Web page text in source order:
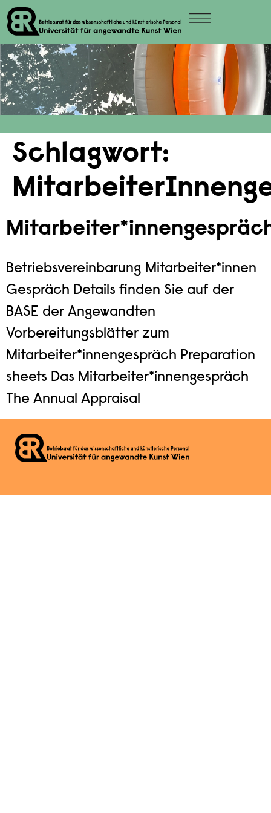
Schlagwort:
Betriebsvereinbarung Mitarbeiter*innen
Gespräch Details finden Sie auf der
BASE der Angewandten
Vorbereitungsblätter zum
Mitarbeiter*innengespräch Preparation
sheets Das Mitarbeiter*innengespräch
The Annual Appraisal